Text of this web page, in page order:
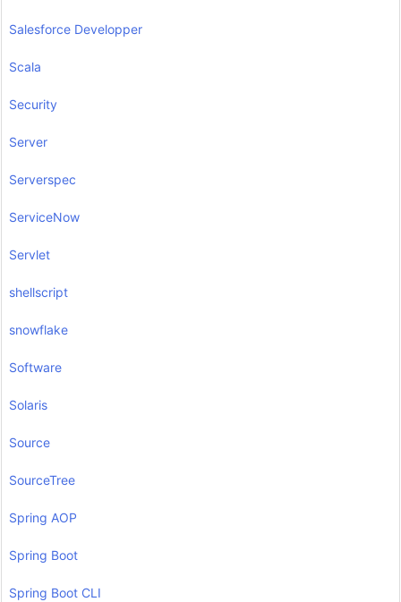
Salesforce Developper
Scala
Security
Server
Serverspec
ServiceNow
Servlet
shellscript
snowflake
Software
Solaris
Source
SourceTree
Spring AOP
Spring Boot
Spring Boot CLI